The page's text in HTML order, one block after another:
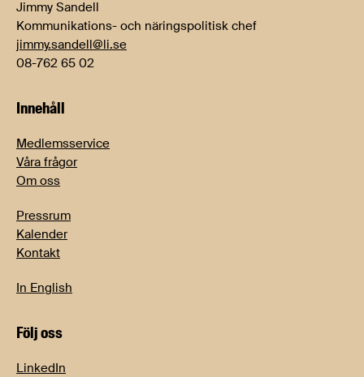
Jimmy Sandell
Kommunikations- och näringspolitisk chef
jimmy.sandell@li.se
08-762 65 02
Innehåll
Medlemsservice
Våra frågor
Om oss
Pressrum
Kalender
Kontakt
In English
Följ oss
LinkedIn